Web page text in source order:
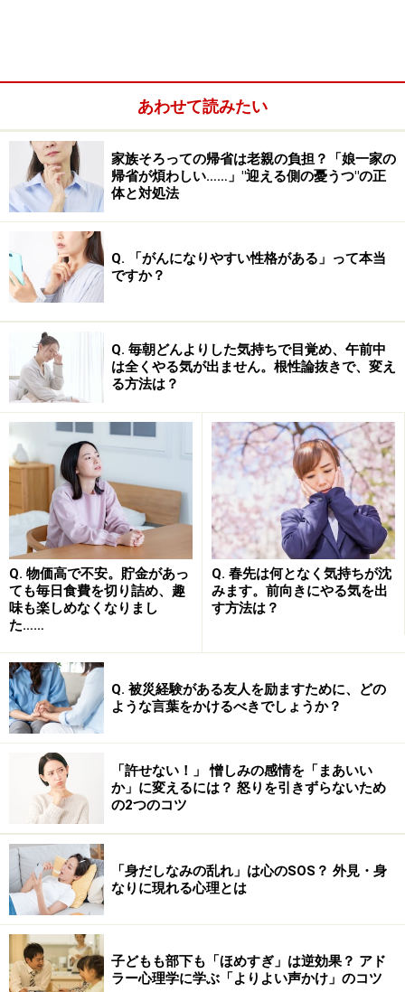
り、夫婦ゲンカの多い親なども、子ども自身が「毒親」
だと感じていれば毒親だ、と考える方もいるでしょう。
毒親未満でも親子関係がストレス……子の重
荷になりがちな親の言動
上のようなレベルではないものの、会話の端々で子ども
が傷つくことを言ったり、悪気なく子どものためになら
ないことや精神的な負担になることをしてしまったりす
るような場合、「毒親未満」とはいえ、親による迷惑行
為と捉えてもよいのではないではないでしょうか。30
代、40代の子に対する「毒親未満」の親の迷惑行為
は、たとえば次のようなものが挙げられます。
・「高い学費をかけて育ててきたのに、この状態じゃあ
ね……」「顔が悪いから、結婚に高望みしたってまず無
理」など、無神経なことをズバズバ言う
・経済的に自立している子にたびたび小遣いを与え、お
金を介して子どもの心を親に引きつけておこうとする
・子育てのサポートはしてくれるが、頼んでいないこと
にまで介入したり、合理性のない独自の育児方法を押し
つけたりする
・愚痴や悪口などの長話を頻繁にする。「そういう話は
あわせて読みたい
家族そろっての帰省は老親の負担？「娘一家の
帰省が煩わしい……」"迎える側の憂うつ"の正
体と対処法
Q. 「がんになりやすい性格がある」って本当
ですか？
Q. 毎朝どんよりした気持ちで目覚め、午前中
は全くやる気が出ません。根性論抜きで、変え
る方法は？
Q. 物価高で不安。貯金があっ
ても毎日食費を切り詰め、趣
味も楽しめなくなりまし
た……
Q. 春先は何となく気持ちが沈
みます。前向きにやる気を出
す方法は？
Q. 被災経験がある友人を励ますために、どの
ような言葉をかけるべきでしょうか？
「許せない！」 憎しみの感情を「まあいい
か」に変えるには？ 怒りを引きずらないため
の2つのコツ
「身だしなみの乱れ」は心のSOS？ 外見・身
なりに現れる心理とは
子どもも部下も「ほめすぎ」は逆効果？ アド
ラー心理学に学ぶ「よりよい声かけ」のコツ